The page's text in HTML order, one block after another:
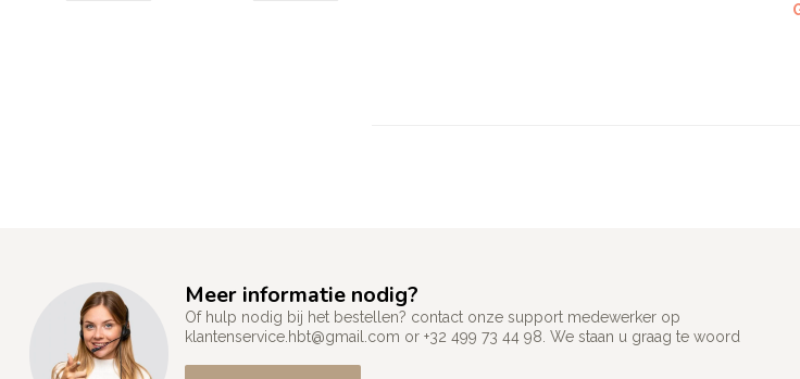
Meer informatie nodig?
Of hulp nodig bij het bestellen? contact onze support medewerker op
klantenservice.hbt@gmail.com or +32 499 73 44 98. We staan u graag te woord